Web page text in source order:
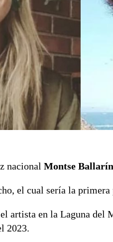
nacional Montse Ballarín
el cual sería la
artista en la Laguna
2023.